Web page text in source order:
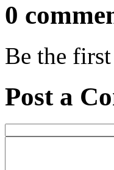
0
Be the
Post a